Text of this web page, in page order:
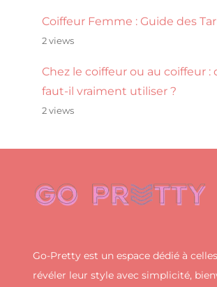
Coiffeur Femme : Guide des
2 views
Chez le coiffeur ou au coiffeur
faut-il vraiment utiliser ?
2 views
Go-Pretty est un espace dédié à
révéler leur style avec simplicité,